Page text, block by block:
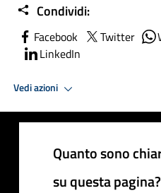
Condividi:
Facebook Twitter
LinkedIn
Vedi azioni
Quanto sono
su questa pagina?